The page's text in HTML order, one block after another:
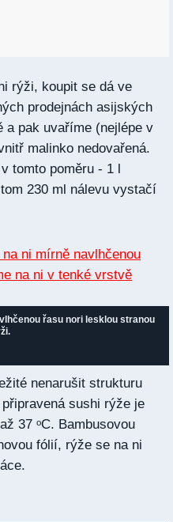
rýži, koupit se dá ve
prodejnách asijských
a pak uvaříme (nejlépe v
malinko nedovařená.
tomto poměru - 1 l
230 ml nálevu vystačí
řasu nori lesklou stranou
nenarušit strukturu
sushi rýže je
37 ᵒC. Bambusovou
fólií, rýže se na ni